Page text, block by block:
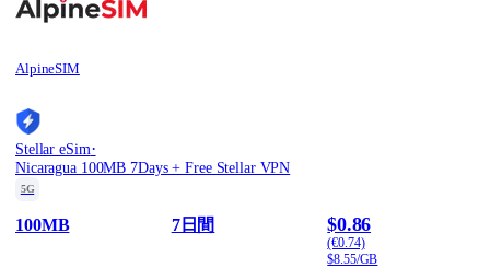
AlpineSIM
Stellar eSim·
Nicaragua 100MB 7Days + Free Stellar VPN
5G
100MB 7日間 $0.86
(€0.74)
$8.55/GB